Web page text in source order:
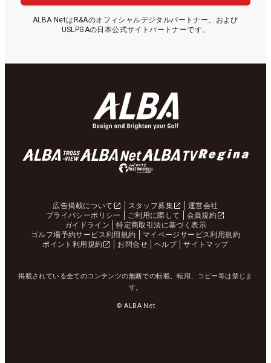
ALBA NetはR&Aのオフィシャルデジタルパートナー、および
USLPGAの日本公式サイトパートナーです。
広告掲載について スタッフ募集
運営会社
プライバシーポリシー
ご利用に際して
会員規約
ガイドライン
特定商取引法に基づく表示
ゴルフ場予約サービス利用規約
マイページサービス利用規約
ポイント利用規約
お問合せ ヘルプ サイトマップ
掲載されている全てのコンテンツの無断での転載、転用、コピー等は禁じま
す。
© ALBA Net